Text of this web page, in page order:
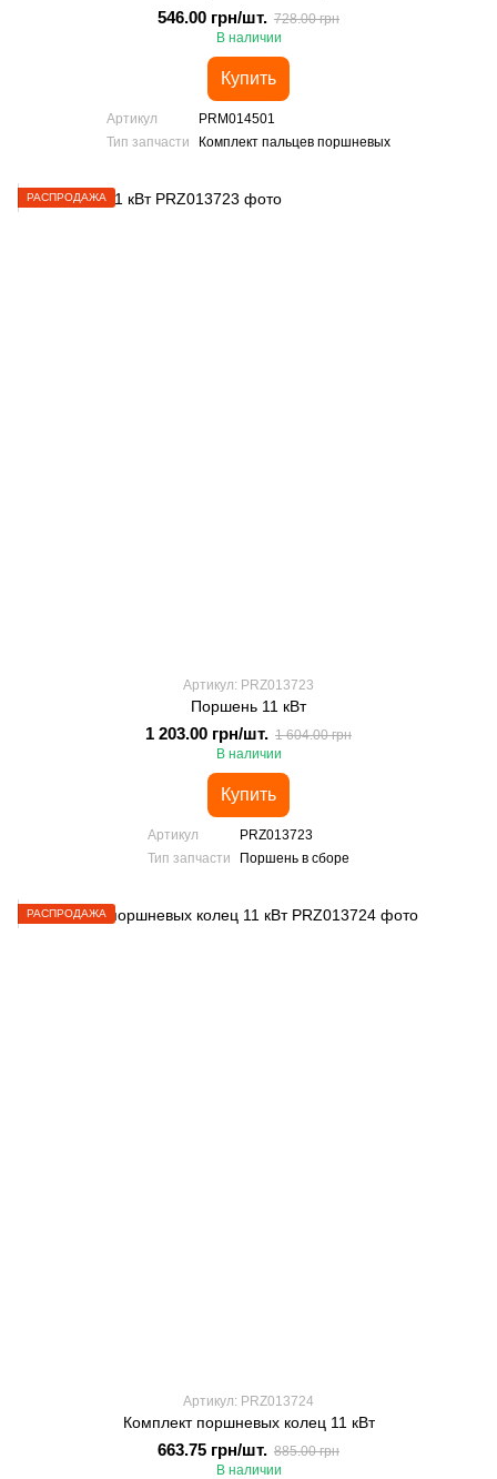
546.00 грн/шт. 728.00 грн
В наличии
Купить
Артикул
PRM014501
Тип запчасти
Комплект пальцев поршневых
РАСПРОДАЖА
Артикул: PRZ013723
Поршень 11 кВт
1 203.00 грн/шт. 1 604.00 грн
В наличии
Купить
Артикул
PRZ013723
Тип запчасти
Поршень в сборе
РАСПРОДАЖА
Артикул: PRZ013724
Комплект поршневых колец 11 кВт
663.75 грн/шт. 885.00 грн
В наличии